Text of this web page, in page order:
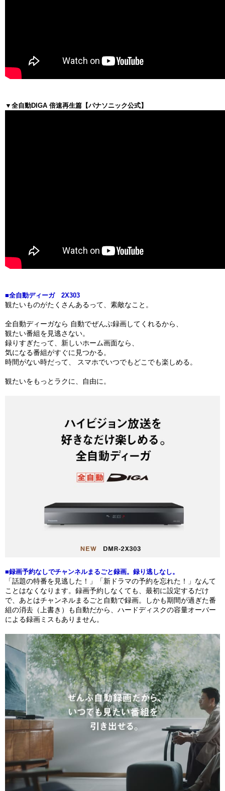
▼全自動DIGA 倍速再生篇【パナソニック公式】
■全自動ディーガ 2X303
観たいものがたくさんあるって、素敵なこと。
全自動ディーガなら 自動でぜんぶ録画してくれるから、
観たい番組を見逃さない。
録りすぎたって、新しいホーム画面なら、
気になる番組がすぐに見つかる。
時間がない時だって、 スマホでいつでもどこでも楽しめる。
観たいをもっとラクに、自由に。
■録画予約なしでチャンネルまるごと録画。録り逃しなし。
「話題の特番を見逃した！」「新ドラマの予約を忘れた！」なんて
ことはなくなります。録画予約しなくても、最初に設定するだけ
で、あとはチャンネルまるごと自動で録画。しかも期間が過ぎた番
組の消去（上書き）も自動だから、ハードディスクの容量オーバー
による録画ミスもありません。